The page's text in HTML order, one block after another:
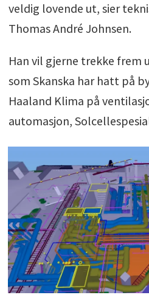
veldig lovende ut, sier
Thomas André Johnsen.
Han vil gjerne trekke frem
som Skanska har hatt på
Haaland Klima på
automasjon,